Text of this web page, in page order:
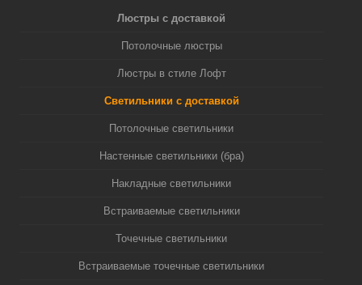
Люстры с доставкой
Потолочные люстры
Люстры в стиле Лофт
Светильники с доставкой
Потолочные светильники
Настенные светильники (бра)
Накладные светильники
Встраиваемые светильники
Точечные светильники
Встраиваемые точечные светильники